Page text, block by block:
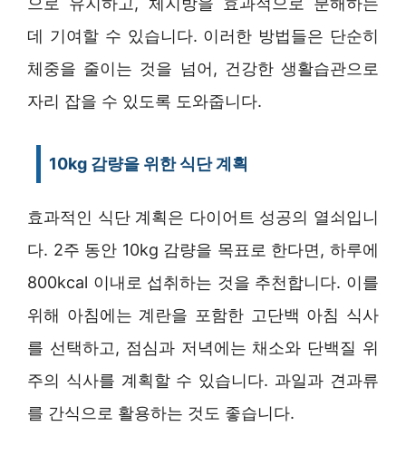
데 기여할 수 있습니다. 이러한 방법들은 단순히
체중을 줄이는 것을 넘어, 건강한 생활습관으로
자리 잡을 수 있도록 도와줍니다.
10kg 감량을 위한 식단 계획
효과적인 식단 계획은 다이어트 성공의 열쇠입니
다. 2주 동안 10kg 감량을 목표로 한다면, 하루에
800kcal 이내로 섭취하는 것을 추천합니다. 이를
위해 아침에는 계란을 포함한 고단백 아침 식사
를 선택하고, 점심과 저녁에는 채소와 단백질 위
주의 식사를 계획할 수 있습니다. 과일과 견과류
를 간식으로 활용하는 것도 좋습니다.